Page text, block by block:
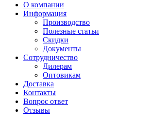
О компании
Информация
Производство
Полезные статьи
Скидки
Документы
Сотрудничество
Дилерам
Оптовикам
Доставка
Контакты
Вопрос ответ
Отзывы